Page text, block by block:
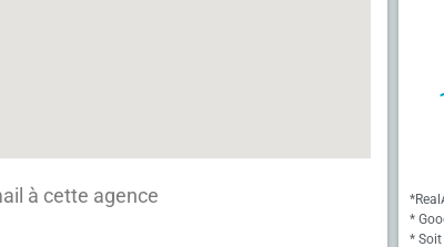
à cette agence
*
* Soit